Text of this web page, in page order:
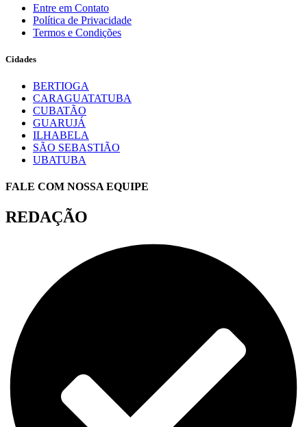
Entre em Contato
Política de Privacidade
Termos e Condições
Cidades
BERTIOGA
CARAGUATATUBA
CUBATÃO
GUARUJÁ
ILHABELA
SÃO SEBASTIÃO
UBATUBA
FALE COM NOSSA EQUIPE
REDAÇÃO